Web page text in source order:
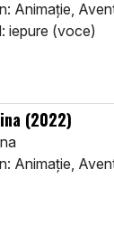
Animaţie,
iepure (voce)
(2022)
Animaţie,